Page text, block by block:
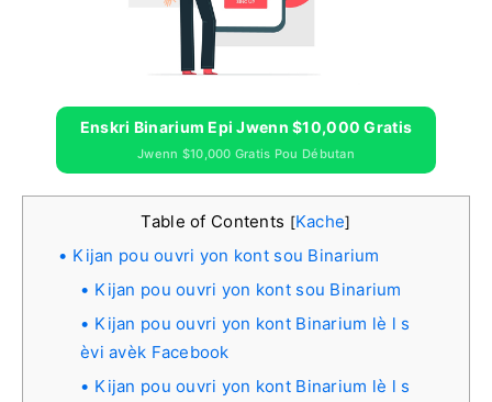
Enskri Binarium Epi Jwenn $10,000 Gratis
Jwenn $10,000 Gratis Pou Débutan
Table of Contents [Kache]
Kijan pou ouvri yon kont sou Binarium
Kijan pou ouvri yon kont sou Binarium
Kijan pou ouvri yon kont Binarium lè l s
èvi avèk Facebook
Kijan pou ouvri yon kont Binarium lè l s